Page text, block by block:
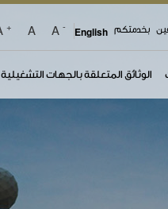
بخدمتكم English
-
A
A
+
A
الوثائق المتعلقة بالجهات التشغيلية